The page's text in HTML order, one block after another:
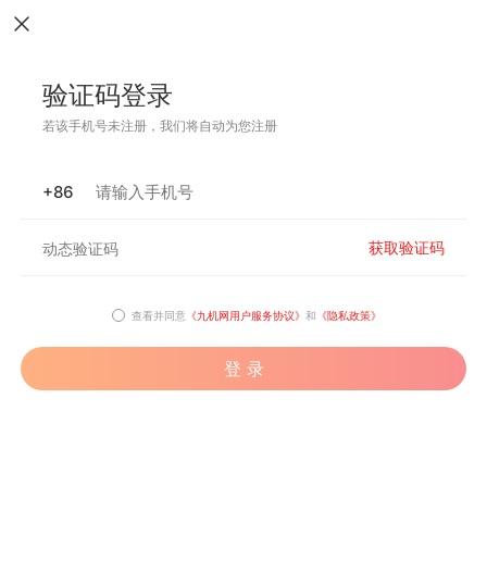
验证码登录
若该手机号未注册，我们将自动为您注册
+86
获取验证码
查看并同意 《九机网用户服务协议》 和 《隐私政策》
登 录